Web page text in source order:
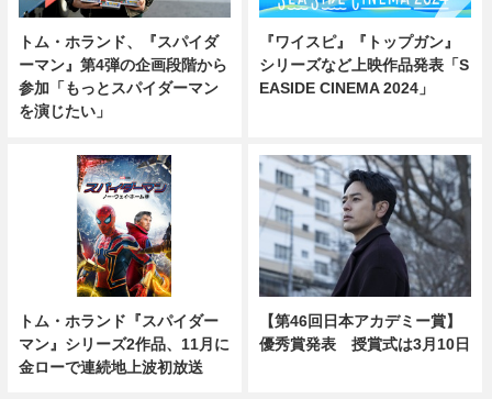
トム・ホランド、『スパイダ
ーマン』第4弾の企画段階から
参加「もっとスパイダーマン
を演じたい」
『ワイスピ』『トップガン』
シリーズなど上映作品発表「S
EASIDE CINEMA 2024」
トム・ホランド『スパイダー
マン』シリーズ2作品、11月に
金ローで連続地上波初放送
【第46回日本アカデミー賞】
優秀賞発表 授賞式は3月10日